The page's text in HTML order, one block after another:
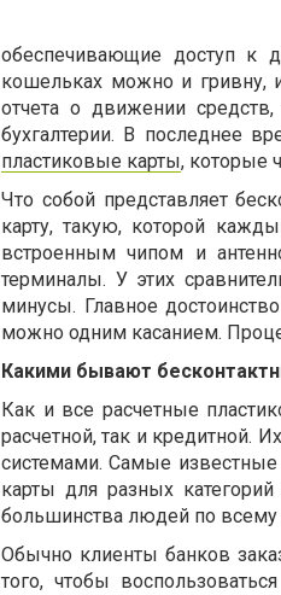
обеспечивающие доступ к
кошельках можно и гривну,
отчета о движении
бухгалтерии. В последнее
пластиковые карты, которые
Что собой представляет
карту, такую, которой
встроенным чипом и
терминалы. У этих
минусы. Главное
можно одним касанием.
Какими бывают
Как и все расчетные
расчетной, так и кредитной.
системами. Самые
карты для разных
большинства людей по всему
Обычно клиенты банков
того, чтобы